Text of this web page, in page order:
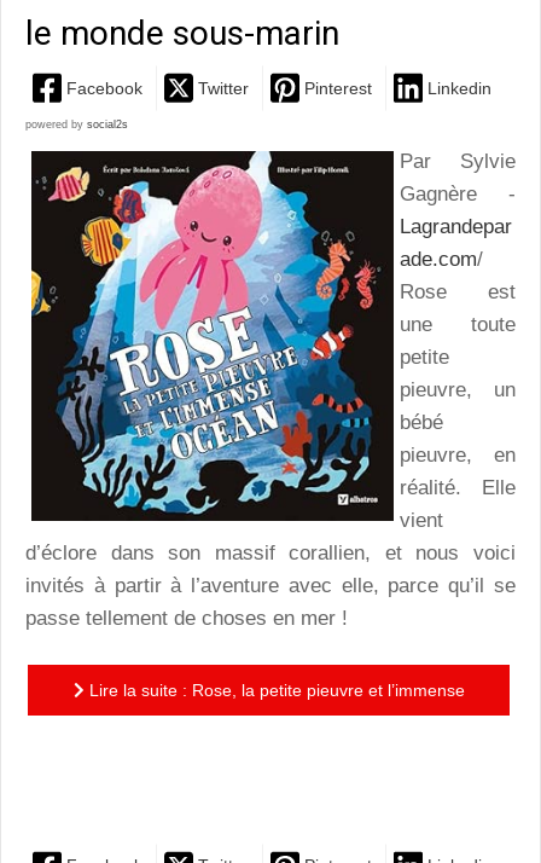
le monde sous-marin
Facebook Twitter Pinterest Linkedin
powered by social2s
Par Sylvie
Gagnère -
Lagrandepar
ade.com/
Rose est
une toute
petite
pieuvre, un
bébé
pieuvre, en
réalité. Elle
vient
d’éclore dans son massif corallien, et nous voici
invités à partir à l’aventure avec elle, parce qu’il se
passe tellement de choses en mer !
Lire la suite : Rose, la petite pieuvre et l’immense